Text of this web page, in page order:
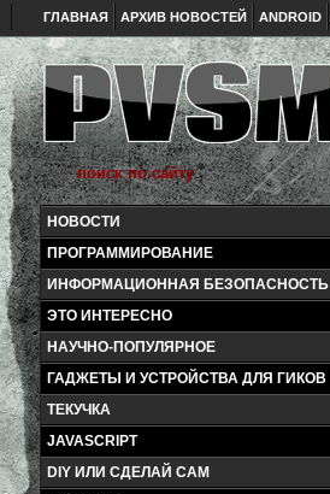
ГЛАВНАЯ АРХИВ НОВОСТЕЙ ANDROID
НОВОСТИ
ПРОГРАММИРОВАНИЕ
ИНФОРМАЦИОННАЯ БЕЗОПАСНОСТЬ
ЭТО ИНТЕРЕСНО
НАУЧНО-ПОПУЛЯРНОЕ
ГАДЖЕТЫ И УСТРОЙСТВА ДЛЯ ГИКОВ
ТЕКУЧКА
JAVASCRIPT
DIY ИЛИ СДЕЛАЙ САМ